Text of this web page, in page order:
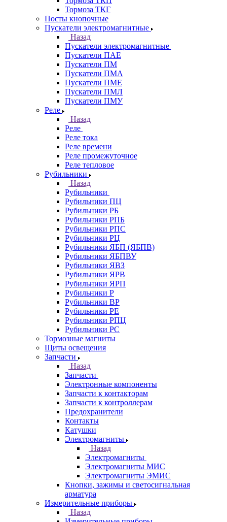
Тормоза ТКГ
Посты кнопочные
Пускатели электромагнитные
Назад
Пускатели электромагнитные
Пускатели ПАЕ
Пускатели ПМ
Пускатели ПМА
Пускатели ПМЕ
Пускатели ПМЛ
Пускатели ПМУ
Реле
Назад
Реле
Реле тока
Реле времени
Реле промежуточное
Реле тепловое
Рубильники
Назад
Рубильники
Рубильники ПЦ
Рубильники РБ
Рубильники РПБ
Рубильники РПС
Рубильники РЦ
Рубильники ЯБП (ЯБПВ)
Рубильники ЯБПВУ
Рубильники ЯВЗ
Рубильники ЯРВ
Рубильники ЯРП
Рубильники Р
Рубильники ВР
Рубильники РЕ
Рубильники РПЦ
Рубильники РС
Тормозные магниты
Щиты освещения
Запчасти
Назад
Запчасти
Электронные компоненты
Запчасти к контакторам
Запчасти к контроллерам
Предохранители
Контакты
Катушки
Электромагниты
Назад
Электромагниты
Электромагниты МИС
Электромагниты ЭМИС
Кнопки, зажимы и светосигнальная
арматура
Измерительные приборы
Назад